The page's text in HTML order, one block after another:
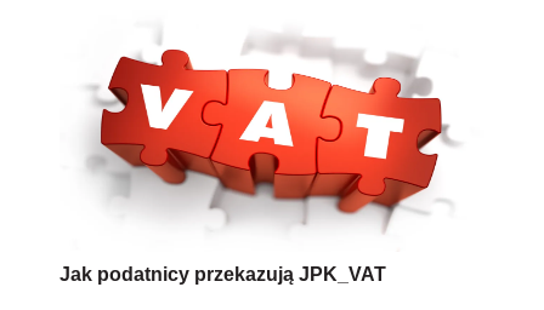
Jak podatnicy przekazują JPK_VAT